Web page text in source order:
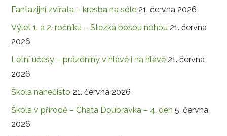
Fantazijní zvířata – kresba na sóle 21. června 2026
Výlet 1. a 2. ročníku – Stezka bosou nohou 21. června
2026
Letní účesy – prázdniny v hlavě i na hlavě 21. června
2026
Škola nanečisto 21. června 2026
Škola v přírodě – Chata Doubravka – 4. den 5. června
2026